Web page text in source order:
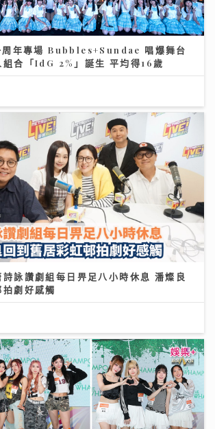
周年專場 Bubbles+Sundae 唱爆舞台
組合「IdG 2%」誕生 平均得16歲
詩詠讚劇組每日畀足八小時休息 潘燦良
劇好感觸